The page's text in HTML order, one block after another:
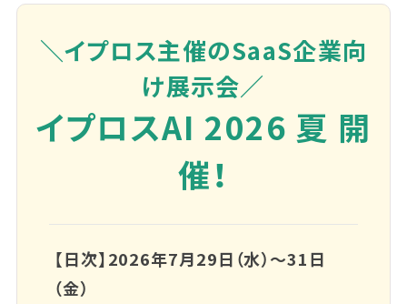
＼イプロス主催のSaaS企業向
け展示会／
イプロスAI 2026 夏 開
催！
【日次】2026年7月29日（水）～31日
（金）